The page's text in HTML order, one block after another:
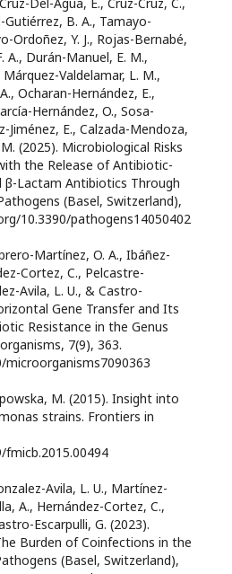
Gutiérrez, B. A., Tamayo-
Ordoñez, Y. J., Rojas-Bernabé,
A., Durán-Manuel, E. M.,
Valdelamar, L. M.,
Ocharan-Hernández, E.,
Hernández, O., Sosa-
Jiménez, E., Calzada-Mendoza,
(2025). Microbiological Risks
the Release of Antibiotic-
β-Lactam Antibiotics Through
(Basel, Switzerland),
10.3390/pathogens14050402
Martínez, O. A., Ibáñez-
Cortez, C., Pelcastre-
Avila, L. U., & Castro-
Gene Transfer and Its
Resistance in the Genus
7(9), 363.
M. (2015). Insight into
strains. Frontiers in
Avila, L. U., Martínez-
A., Hernández-Cortez, C.,
Escarpulli, G. (2023).
Burden of Coinfections in the
(Basel, Switzerland),